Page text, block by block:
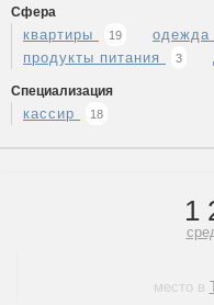
Сфера
квартиры 19 одежда
продукты питания 3
Специализация
кассир 18
1
место в